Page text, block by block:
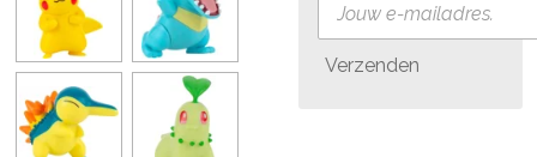
Verzenden